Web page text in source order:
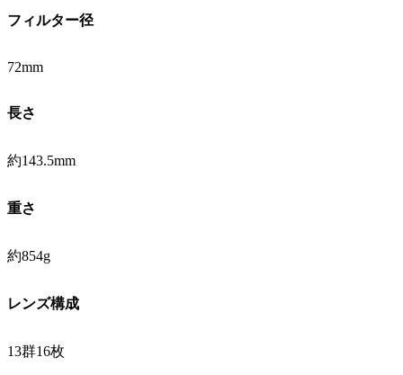
フィルター径
72mm
長さ
約143.5mm
重さ
約854g
レンズ構成
13群16枚